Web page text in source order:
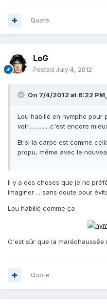
Quote
LoG
Posted July 4, 2012
On 7/4/2012 at 6:22 PM,
Lou habillé en nymphe pour
voir...............c'est encore
Et si la carpe est comme
propu, même avec le
Il y a des choses que je ne
imaginer ... sans doute pour
Lou habillé comme ça
C'est sûr que la maréchaussée
Quote